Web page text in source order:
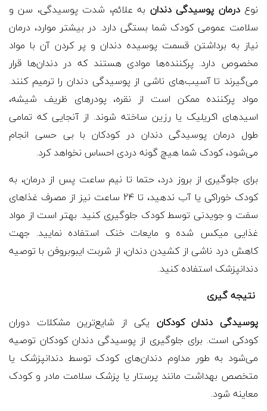
نوعدرمان پوسیدگی دندان به علائم، شدت پوسیدگی، سن و
سلامت عمومی کودک شما بستگی دارد. در بیشتر موارد، درمان
نیاز به برداشتن قسمت پوسیده دندان و پر کردن آن با مواد
مخصوص دارد. پرکننده‌ها موادی هستند که در دندان‌ها قرار
می‌گیرند تا آسیب‌های ناشی از پوسیدگی دندان را ترمیم کنند.
مواد پرکننده ممکن است از نقره، پودرهای ظریف شیشه،
اسیدهای اکریلیک یا رزین ساخته شوند. از آنجایی که تمامی
طول درمان پوسیدگی دندان در کودکان با بی حسی انجام
می‌شود، کودک شما هیچ گونه دردی احساس نخواهد کرد.
برای جلوگیری از بروز درد، حتما تا نیم ساعت پس از درمان، به
کودک خوراکی یا آب ندهید، تا 24 ساعت نیز از مصرف غذاهای
سفت و جویدنی توسط کودک جلوگیری کنید. بهتر است از مواد
غذایی میکس شده و مایعات خنک استفاده نمایید. جهت
کاهش درد ناشی از کشیدن دندان، از شربت ایبوبروفن با توصیه
دندانپزشک استفاده کنید.
نتیجه گیری
پوسیدگی دندان کودکان یکی از شایع‌ترین مشکلات دوران
کودکی است. برای جلوگیری از پوسیدگی دندان کودکان توصیه
می‌شود به طور مداوم دندان‌های کودک توسط دندانپزشک یا
متخصص بهداشت مانند پرستار یا پزشک سلامت مادر و کودک
معاینه شود.